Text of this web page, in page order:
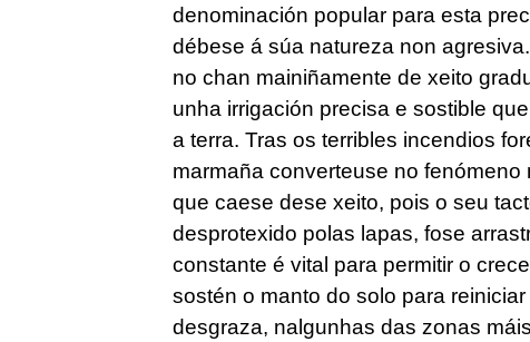
denominación popular para esta
débese á súa natureza non
no chan mainiñamente de xeito
unha irrigación precisa e sostible
a terra. Tras os terribles incendios
marmaña converteuse no
que caese dese xeito, pois o seu
desprotexido polas lapas, fose
constante é vital para permitir o
sostén o manto do solo para
desgraza, nalgunhas das zonas